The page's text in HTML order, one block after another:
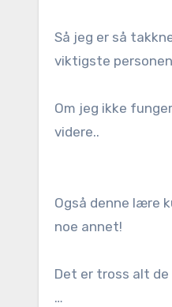
Så jeg er så
viktigste
Om jeg ikke
videre..
Også denne lære
noe annet!
Det er tross alt
…